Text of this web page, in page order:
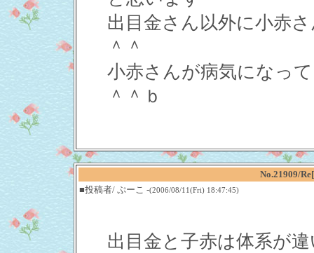
出目金さん以外に小赤
＾＾
小赤さんが病気になっ
＾＾ｂ
No.21909/
■投稿者/ ぷーこ -(2006/08/11(Fri) 18:47:45)
出目金と子赤は体系が